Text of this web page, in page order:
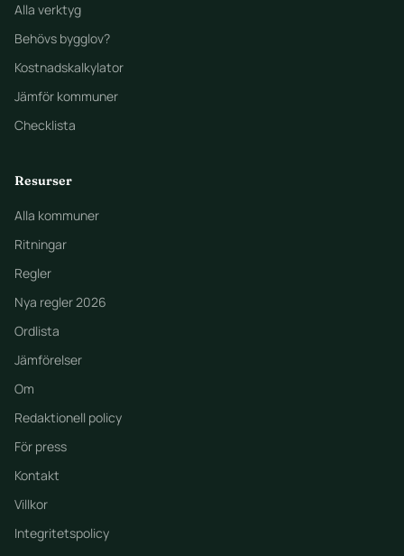
Alla verktyg
Behövs bygglov?
Kostnadskalkylator
Jämför kommuner
Checklista
Resurser
Alla kommuner
Ritningar
Regler
Nya regler 2026
Ordlista
Jämförelser
Om
Redaktionell policy
För press
Kontakt
Villkor
Integritetspolicy